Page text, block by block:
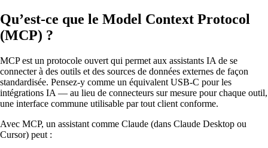
Qu’est-ce que le Model Context Protocol
(MCP) ?
MCP est un protocole ouvert qui permet aux assistants IA de se
connecter à des outils et des sources de données externes de façon
standardisée. Pensez-y comme un équivalent USB-C pour les
intégrations IA — au lieu de connecteurs sur mesure pour chaque outil,
une interface commune utilisable par tout client conforme.
Avec MCP, un assistant comme Claude (dans Claude Desktop ou
Cursor) peut :